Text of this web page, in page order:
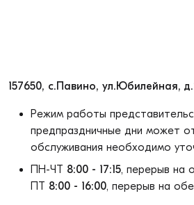
157650, с.Павино, ул.Юбилейная,
Режим работы
предпраздничные дни может
обслуживания необходимо
ПН-ЧТ 8:00 - 17:15, перерыв на
ПТ 8:00 - 16:00, перерыв на